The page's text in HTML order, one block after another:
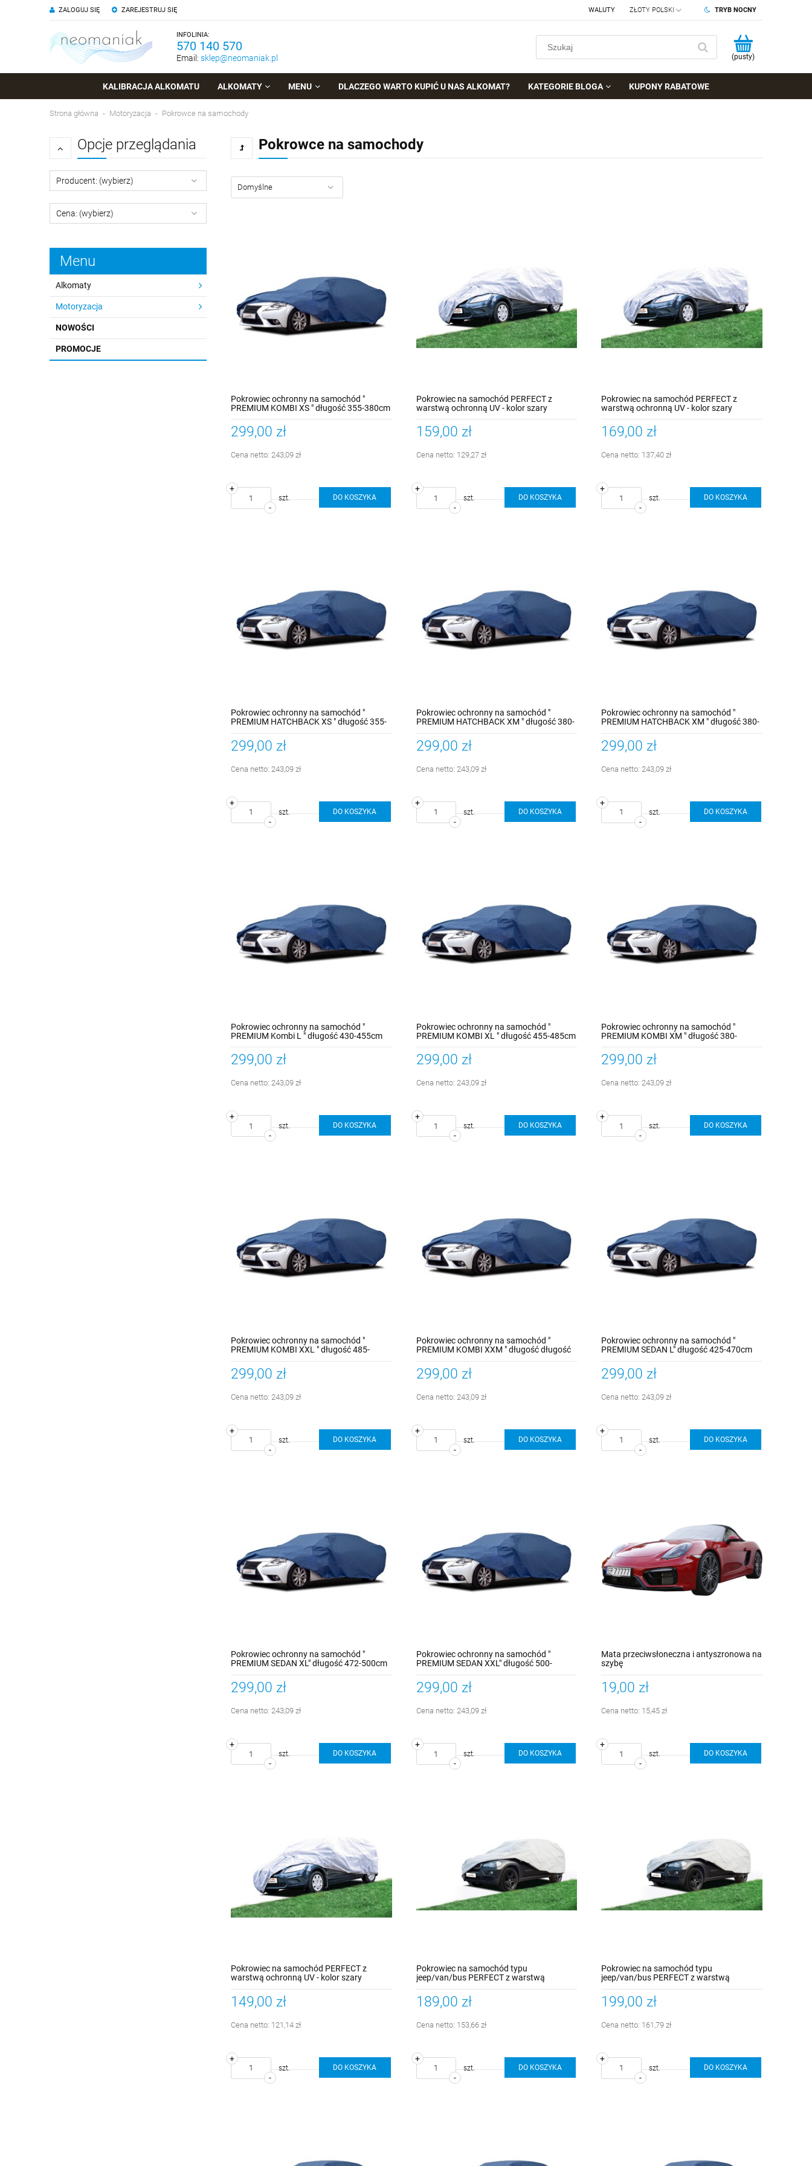
ZAREJESTRUJ SIĘ
ZALOGUJ SIĘ TRYB NOCNY
WALUTY
INFOLINIA:
570 140 570
Email: sklep@neomaniak.pl (pusty)
KALIBRACJA ALKOMATU ALKOMATY MENU DLACZEGO WARTO KUPIĆ U NAS ALKOMAT? KATEGORIE BLOGA KUPONY RABATOWE
Strona główna Motoryzacja Pokrowce na samochody
Opcje przeglądania
Producent: (wybierz)
Cena: (wybierz)
Menu
Alkomaty
Motoryzacja
NOWOŚCI
PROMOCJE
Pokrowce na samochody
Pokrowiec ochronny na samochód "
PREMIUM KOMBI XS " długość 355-380cm
299,00 zł
Cena netto: 243,09 zł
-
+
szt. DO KOSZYKA
Pokrowiec na samochód PERFECT z
warstwą ochronną UV - kolor szary
rozmiar L
159,00 zł
Cena netto: 129,27 zł
-
+
szt. DO KOSZYKA
Pokrowiec na samochód PERFECT z
warstwą ochronną UV - kolor szary
rozmiar XL
169,00 zł
Cena netto: 137,40 zł
-
+
szt. DO KOSZYKA
Pokrowiec ochronny na samochód "
PREMIUM HATCHBACK XS " długość 355-
299,00 zł
Cena netto: 243,09 zł
-
+
szt. DO KOSZYKA
Pokrowiec ochronny na samochód "
PREMIUM HATCHBACK XM " długość 380-
299,00 zł
Cena netto: 243,09 zł
-
+
szt. DO KOSZYKA
Pokrowiec ochronny na samochód "
PREMIUM HATCHBACK XM " długość 380-
299,00 zł
Cena netto:243,09 zł
-
+
szt. DO KOSZYKA
Pokrowiec ochronny na samochód "
PREMIUM Kombi L " długość 430-455cm
299,00 zł
Cena netto: 243,09 zł
-
+
szt. DO KOSZYKA
Pokrowiec ochronny na samochód "
PREMIUM KOMBI XL " długość 455-485cm
299,00 zł
Cena netto: 243,09 zł
-
+
szt. DO KOSZYKA
Pokrowiec ochronny na samochód "
PREMIUM KOMBI XM " długość 380-
405cm
299,00 zł
Cena netto:243,09 zł
-
+
szt. DO KOSZYKA
Pokrowiec ochronny na samochód "
PREMIUM KOMBI XXL " długość 485-
299,00 zł
Cena netto: 243,09 zł
-
+
szt. DO KOSZYKA
Pokrowiec ochronny na samochód "
PREMIUM KOMBI XXM " długość długość
299,00 zł
Cena netto: 243,09 zł
-
+
szt. DO KOSZYKA
Pokrowiec ochronny na samochód "
PREMIUM SEDAN L" długość 425-470cm
299,00 zł
Cena netto:243,09 zł
-
+
szt. DO KOSZYKA
Pokrowiec ochronny na samochód "
PREMIUM SEDAN XL" długość 472-500cm
299,00 zł
Cena netto: 243,09 zł
-
+
szt. DO KOSZYKA
Pokrowiec ochronny na samochód "
PREMIUM SEDAN XXL" długość 500-
535cm
299,00 zł
Cena netto: 243,09 zł
-
+
szt. DO KOSZYKA
Mata przeciwsłoneczna i antyszronowa na
szybę
19,00 zł
Cena netto: 15,45 zł
-
+
szt. DO KOSZYKA
Pokrowiec na samochód PERFECT z
warstwą ochronną UV - kolor szary
149,00 zł
Cena netto: 121,14 zł
-
+
szt. DO KOSZYKA
Pokrowiec na samochód typu
jeep/van/bus PERFECT z warstwą
189,00 zł
Cena netto: 153,66 zł
-
+
szt. DO KOSZYKA
Pokrowiec na samochód typu
jeep/van/bus PERFECT z warstwą
199,00 zł
Cena netto: 161,79 zł
-
+
szt. DO KOSZYKA